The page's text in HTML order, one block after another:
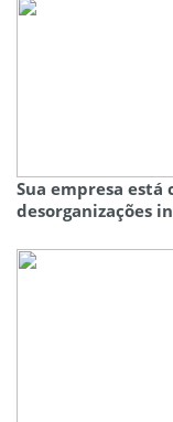
Sua empresa
desorganizações